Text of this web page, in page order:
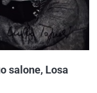
salone, Losa